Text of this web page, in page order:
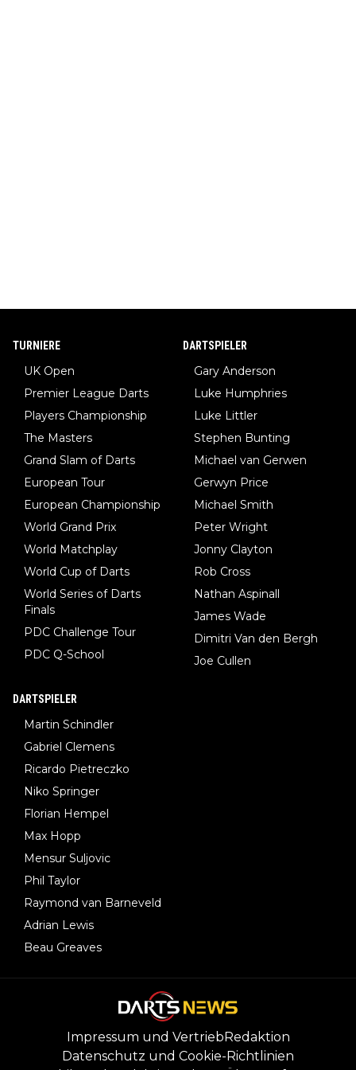
TURNIERE
UK Open
Premier League Darts
Players Championship
The Masters
Grand Slam of Darts
European Tour
European Championship
World Grand Prix
World Matchplay
World Cup of Darts
World Series of Darts
Finals
PDC Challenge Tour
PDC Q-School
DARTSPIELER
Gary Anderson
Luke Humphries
Luke Littler
Stephen Bunting
Michael van Gerwen
Gerwyn Price
Michael Smith
Peter Wright
Jonny Clayton
Rob Cross
Nathan Aspinall
James Wade
Dimitri Van den Bergh
Joe Cullen
DARTSPIELER
Martin Schindler
Gabriel Clemens
Ricardo Pietreczko
Niko Springer
Florian Hempel
Max Hopp
Mensur Suljovic
Phil Taylor
Raymond van Barneveld
Adrian Lewis
Beau Greaves
Impressum und VertriebRedaktion
Datenschutz und Cookie-Richtlinien